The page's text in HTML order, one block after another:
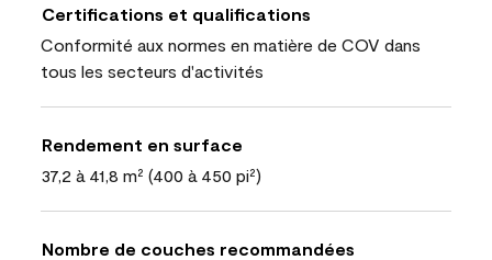
Certifications et qualifications
Conformité aux normes en matière de COV dans
tous les secteurs d'activités
Rendement en surface
37,2 à 41,8 m² (400 à 450 pi²)
Nombre de couches recommandées